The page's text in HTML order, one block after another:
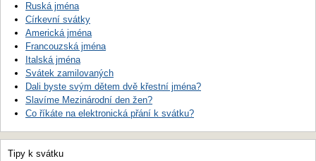
Ruská jména
Církevní svátky
Americká jména
Francouzská jména
Italská jména
Svátek zamilovaných
Dali byste svým dětem dvě křestní jména?
Slavíme Mezinárodní den žen?
Co říkáte na elektronická přání k svátku?
Tipy k svátku